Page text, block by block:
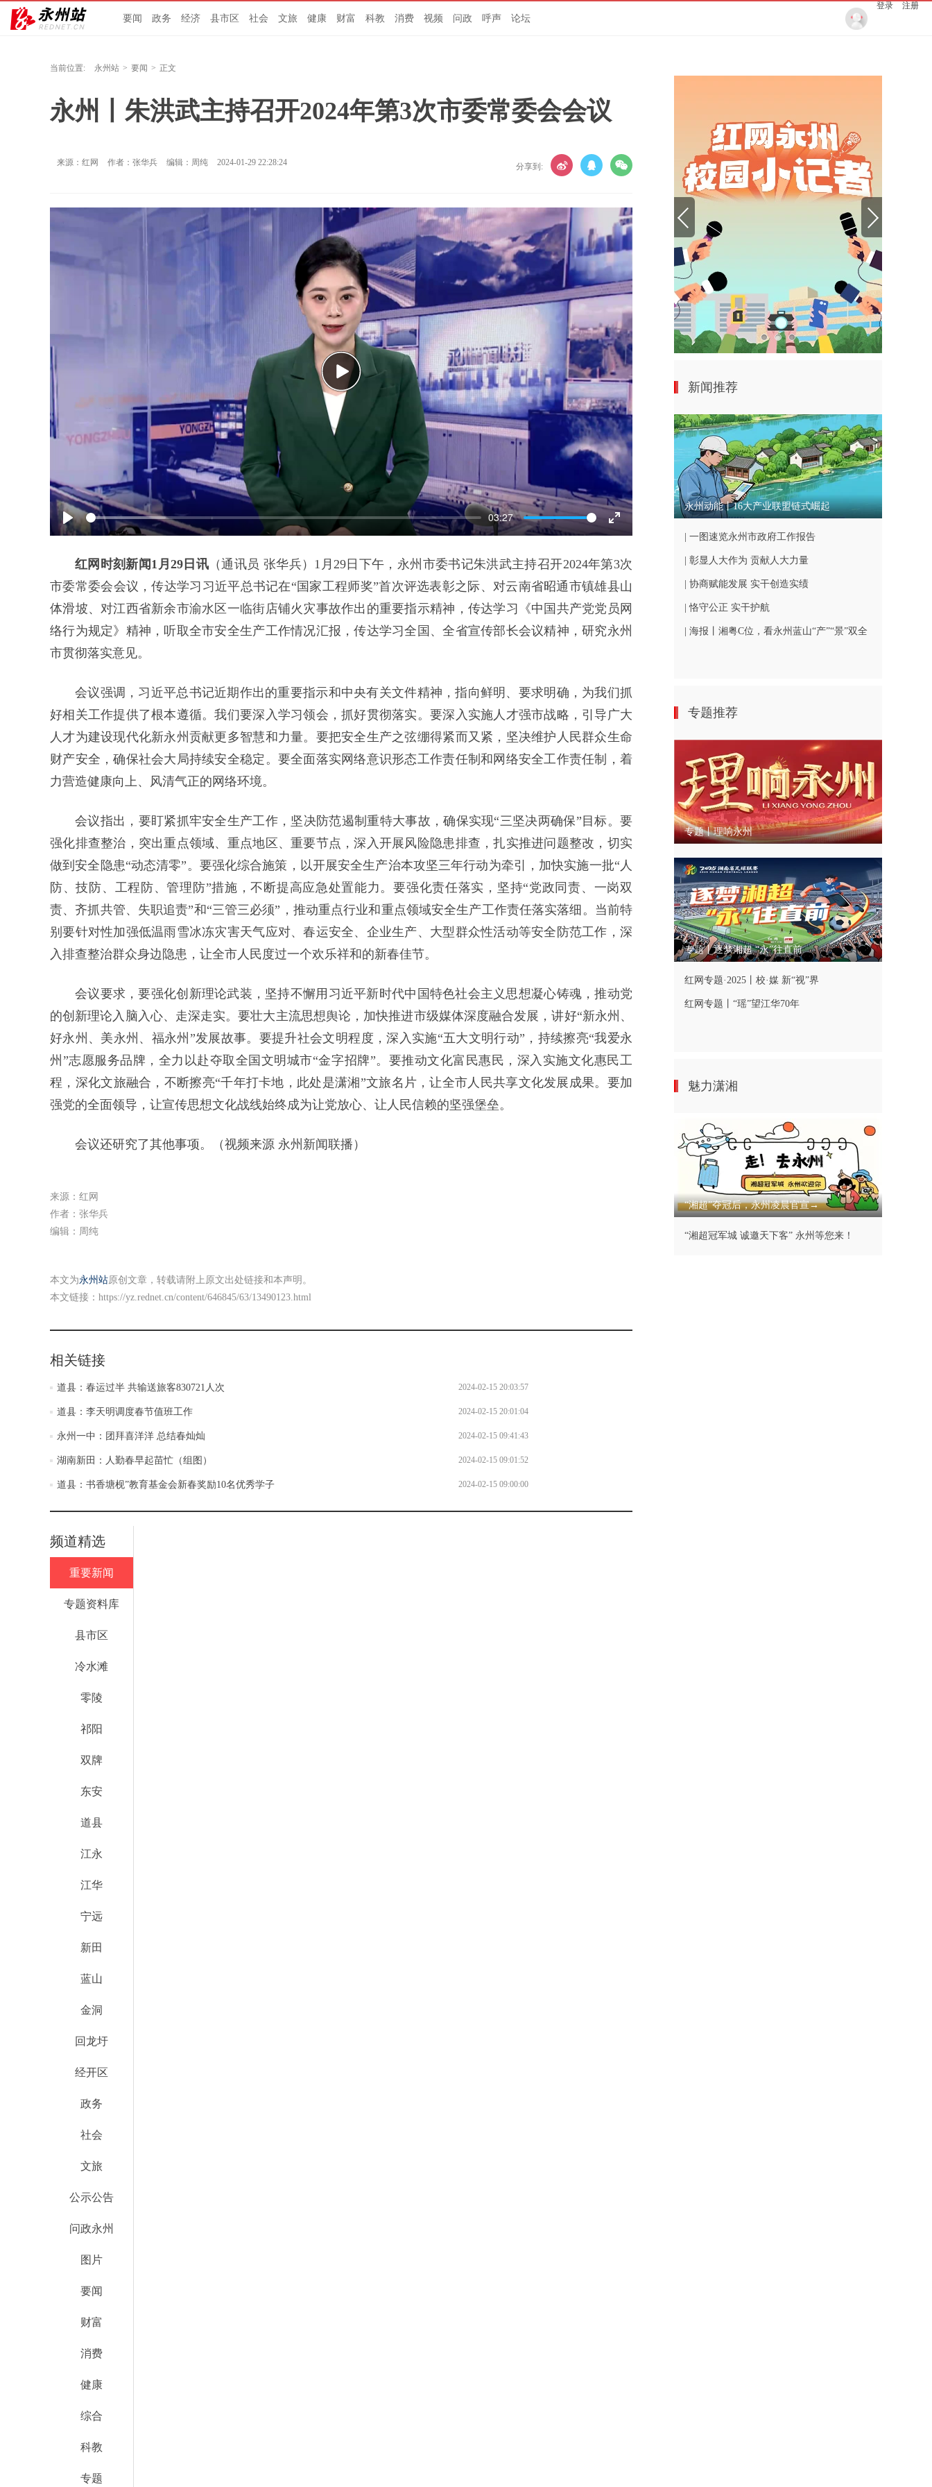
要闻 政务 经济 县市区 社会 文旅 健康 财富 科教 消费 视频 问政 呼声 论坛
登录 注册
当前位置: 永州站 > 要闻 > 正文
永州丨朱洪武主持召开2024年第3次市委常委会会议
来源：红网 作者：张华兵 编辑：周纯 2024-01-29 22:28:24 分享到:
Play
03:27
Enter
fullscreen
Play
红网时刻新闻1月29日讯 （通讯员 张华兵）1月29日下午，永州市委书记朱洪武主持召开2024年第3次
市委常委会会议，传达学习习近平总书记在“国家工程师奖”首次评选表彰之际、对云南省昭通市镇雄县山
体滑坡、对江西省新余市渝水区一临街店铺火灾事故作出的重要指示精神，传达学习《中国共产党党员网
络行为规定》精神，听取全市安全生产工作情况汇报，传达学习全国、全省宣传部长会议精神，研究永州
市贯彻落实意见。
会议强调，习近平总书记近期作出的重要指示和中央有关文件精神，指向鲜明、要求明确，为我们抓
好相关工作提供了根本遵循。我们要深入学习领会，抓好贯彻落实。要深入实施人才强市战略，引导广大
人才为建设现代化新永州贡献更多智慧和力量。要把安全生产之弦绷得紧而又紧，坚决维护人民群众生命
财产安全，确保社会大局持续安全稳定。要全面落实网络意识形态工作责任制和网络安全工作责任制，着
力营造健康向上、风清气正的网络环境。
会议指出，要盯紧抓牢安全生产工作，坚决防范遏制重特大事故，确保实现“三坚决两确保”目标。要
强化排查整治，突出重点领域、重点地区、重要节点，深入开展风险隐患排查，扎实推进问题整改，切实
做到安全隐患“动态清零”。要强化综合施策，以开展安全生产治本攻坚三年行动为牵引，加快实施一批“人
防、技防、工程防、管理防”措施，不断提高应急处置能力。要强化责任落实，坚持“党政同责、一岗双
责、齐抓共管、失职追责”和“三管三必须”，推动重点行业和重点领域安全生产工作责任落实落细。当前特
别要针对性加强低温雨雪冰冻灾害天气应对、春运安全、企业生产、大型群众性活动等安全防范工作，深
入排查整治群众身边隐患，让全市人民度过一个欢乐祥和的新春佳节。
会议要求，要强化创新理论武装，坚持不懈用习近平新时代中国特色社会主义思想凝心铸魂，推动党
的创新理论入脑入心、走深走实。要壮大主流思想舆论，加快推进市级媒体深度融合发展，讲好“新永州、
好永州、美永州、福永州”发展故事。要提升社会文明程度，深入实施“五大文明行动”，持续擦亮“我爱永
州”志愿服务品牌，全力以赴夺取全国文明城市“金字招牌”。要推动文化富民惠民，深入实施文化惠民工
程，深化文旅融合，不断擦亮“千年打卡地，此处是潇湘”文旅名片，让全市人民共享文化发展成果。要加
强党的全面领导，让宣传思想文化战线始终成为让党放心、让人民信赖的坚强堡垒。
会议还研究了其他事项。（视频来源 永州新闻联播）
来源：红网
作者：张华兵
编辑：周纯
本文为永州站原创文章，转载请附上原文出处链接和本声明。
本文链接： https://yz.rednet.cn/content/646845/63/13490123.html
相关链接
道县：春运过半 共输送旅客830721人次 2024-02-15 20:03:57
道县：李天明调度春节值班工作 2024-02-15 20:01:04
永州一中：团拜喜洋洋 总结春灿灿 2024-02-15 09:41:43
湖南新田：人勤春早起苗忙（组图） 2024-02-15 09:01:52
道县：书香塘枧”教育基金会新春奖励10名优秀学子 2024-02-15 09:00:00
频道精选
重要新闻
专题资料库
县市区
冷水滩
零陵
祁阳
双牌
东安
道县
江永
江华
宁远
新田
蓝山
金洞
回龙圩
经开区
政务
社会
文旅
公示公告
问政永州
图片
要闻
财富
消费
健康
综合
科教
专题
新闻推荐
永州动能丨16大产业联盟链式崛起
| 一图速览永州市政府工作报告
| 彰显人大作为 贡献人大力量
| 协商赋能发展 实干创造实绩
| 恪守公正 实干护航
| 海报丨湘粤C位，看永州蓝山“产”“景”双全
专题推荐
专题丨理响永州
专题丨逐梦湘超 “永”往直前
红网专题·2025丨校·媒 新“视”界
红网专题丨“瑶”望江华70年
魅力潇湘
“湘超”夺冠后，永州凌晨官宣→
“湘超冠军城 诚邀天下客” 永州等您来！